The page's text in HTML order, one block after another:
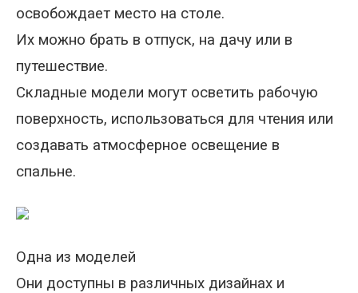
освобождает место на столе.
Их можно брать в отпуск, на дачу или в
путешествие.
Складные модели могут осветить рабочую
поверхность, использоваться для чтения или
создавать атмосферное освещение в
спальне.
Одна из моделей
Они доступны в различных дизайнах и